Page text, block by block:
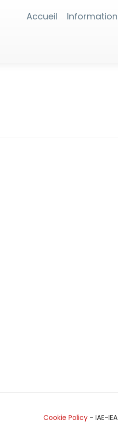
Accueil Information
Cookie Policy - IAE-IEA